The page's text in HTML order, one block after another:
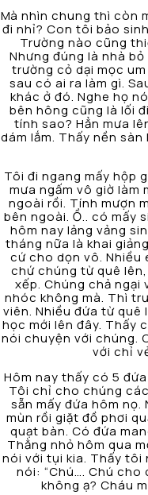
Mà nhìn chung thì còn
đi nhỉ? Con tôi bảo
Trường nào cũng
Nhưng đúng là nhà
trường cỏ dại mọc
sau có ai ra làm gì.
khác ở đó. Nghe họ
bên hông cũng là lối
tính sao? Hẳn mưa
dám lắm. Thấy nền
Tôi đi ngang mấy hộp
mưa ngấm vô giờ làm
ngoài rồi. Tính mượn
bên ngoài. Ồ.. có mấy
hôm nay lảng vảng
tháng nữa là khai
cứ cho dọn vô. Nhiều
chứ chúng từ quê
xếp. Chúng chả ngại
nhóc không mà. Thì
viên. Nhiều đứa từ
học mới lên đây. Thấy
nói chuyện với chúng.
với chỉ
Hôm nay thấy có 5
Tôi chỉ cho chúng
sẵn mấy đứa hôm nọ.
mùn rồi giặt đồ phơi
quạt bàn. Có đứa
Thằng nhỏ hôm qua
nói với tụi kia. Thấy tôi
nói: “Chú…. Chú
không ạ? Cháu